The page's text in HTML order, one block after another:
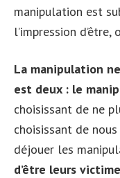
manipulation est
l’impression
La manipulation
est deux : le
choisissant de ne
choisissant de
déjouer les
d’être leurs